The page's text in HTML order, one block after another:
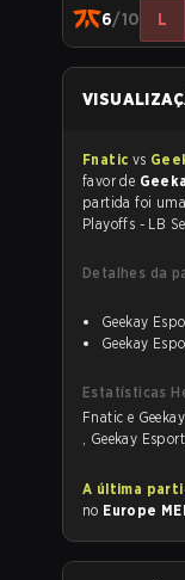
6/10 L
Fnatic vs
favor de
partida foi uma
Playoffs - LB
Detalhes da
Geekay
Geekay
Estatísticas
, Geekay
A última
no Europe